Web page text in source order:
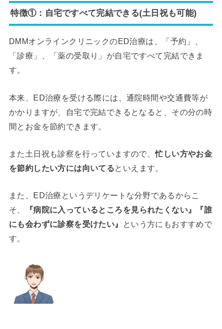
特徴①：自宅ですべて完結できる(土日祝も可能)
DMMオンラインクリニックのED治療は、「予約」、
「診療」、「薬の受取り」が自宅ですべて完結できま
す。
本来、ED治療を受ける際には、通院時間や交通費等が
かかりますが、自宅で完結できるとなると、その分の時
間とお金を節約できます。
また土日祝も診察を行っていますので、忙しい方やお金
を節約したい方には向いてるといえます。
また、ED治療というデリケートな分野であるからこ
そ、
『病院に入っているところを見られたくない』『誰
にも会わずに診察を受けたい』
という方にもおすすめで
す。